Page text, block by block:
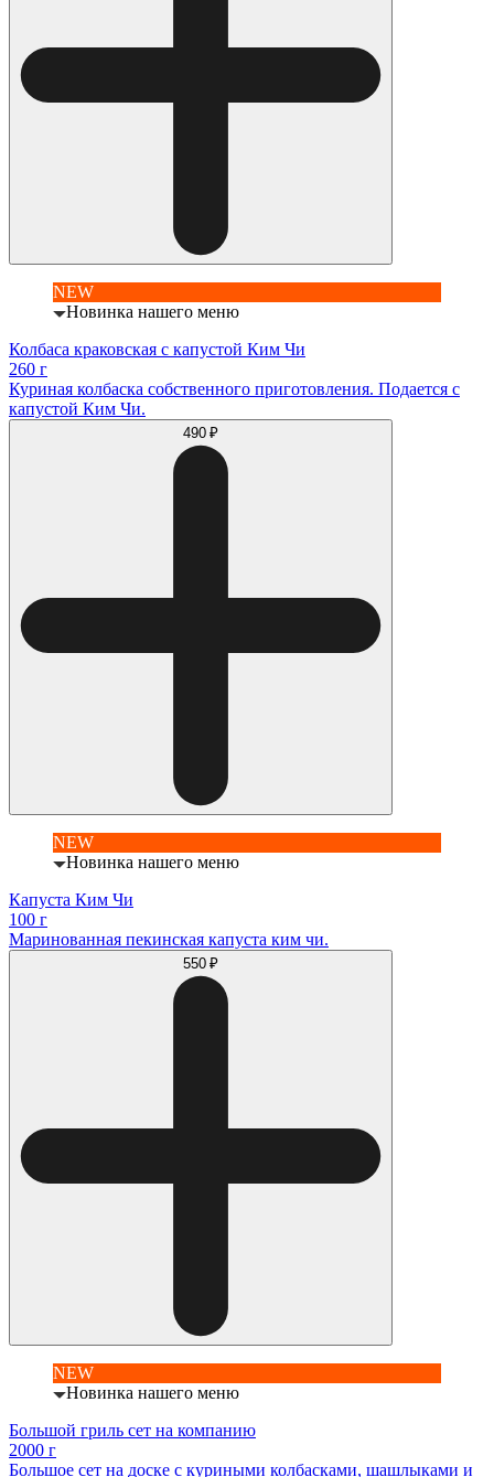
NEW
Новинка нашего меню
Колбаса краковская с капустой Ким Чи
260 г
Куриная колбаска собственного приготовления. Подается с
капустой Ким Чи.
490 ₽
NEW
Новинка нашего меню
Капуста Ким Чи
100 г
Маринованная пекинская капуста ким чи.
550 ₽
NEW
Новинка нашего меню
Большой гриль сет на компанию
2000 г
Большое сет на доске с куриными колбасками, шашлыками и